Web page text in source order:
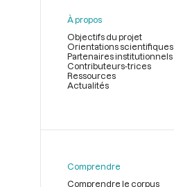
page
À propos
Objectifs du projet
Orientations scientifiques
Partenaires institutionnels
Contributeurs-trices
Ressources
Actualités
Comprendre
Comprendre le corpus